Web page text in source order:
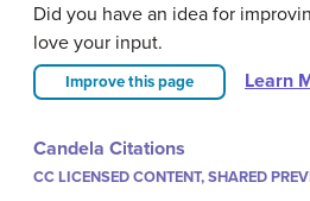
Did you have an idea for
love your input.
Improve this page Learn
Candela Citations
CC LICENSED CONTENT, SHARED